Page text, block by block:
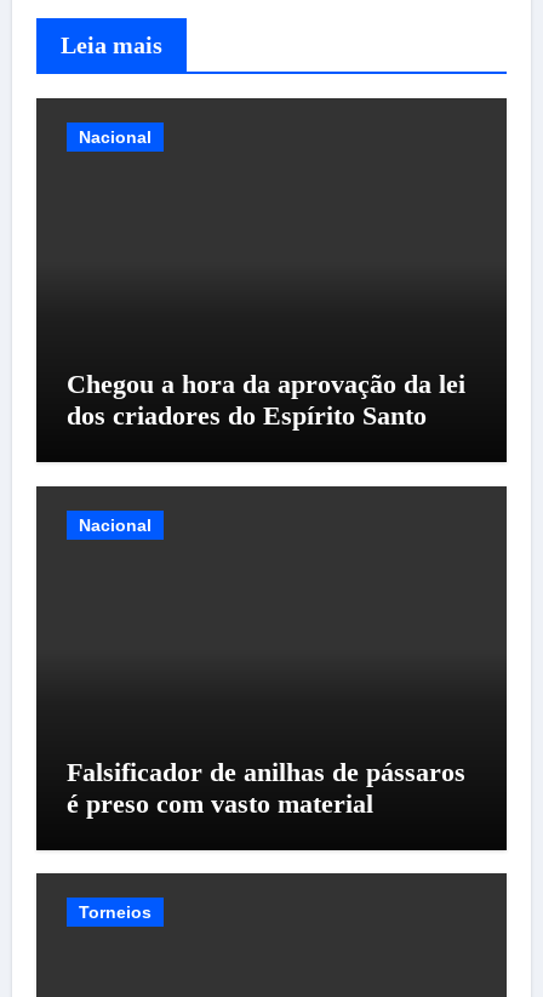
Leia mais
Nacional
Chegou a hora da aprovação da lei
dos criadores do Espírito Santo
Nacional
Falsificador de anilhas de pássaros
é preso com vasto material
Torneios